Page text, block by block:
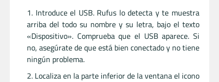
Introduce el USB. Rufus lo detecta y te muestra
arriba del todo su nombre y su letra, bajo el texto
«Dispositivo». Comprueba que el USB aparece. Si
no, asegúrate de que está bien conectado y no tiene
ningún problema.
Localiza en la parte inferior de la ventana el icono